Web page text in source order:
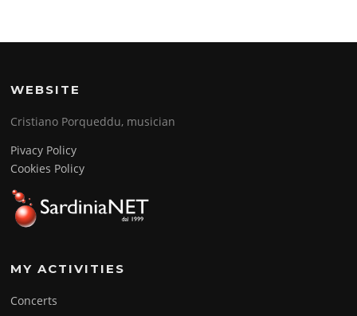
WEBSITE
Cristiano Porqueddu, musician
Pivacy Policy
Cookies Policy
MY ACTIVITIES
Concerts